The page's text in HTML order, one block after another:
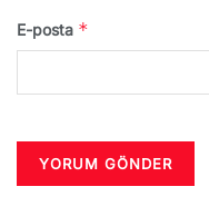
E-posta *